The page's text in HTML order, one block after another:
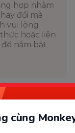
cùng
hợp nhằm
đổi mà
vui lòng
hoặc liên
nắm bắt